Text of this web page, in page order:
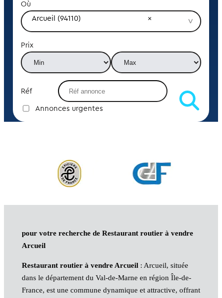
Où
Arcueil (94110)
Prix
Réf
Annonces urgentes
pour votre recherche de Restaurant routier à vendre
Arcueil
Restaurant routier à vendre Arcueil: Arcueil, située
dans le département du Val-de-Marne en région Île-de-
France, est une commune dynamique et attractive, offrant